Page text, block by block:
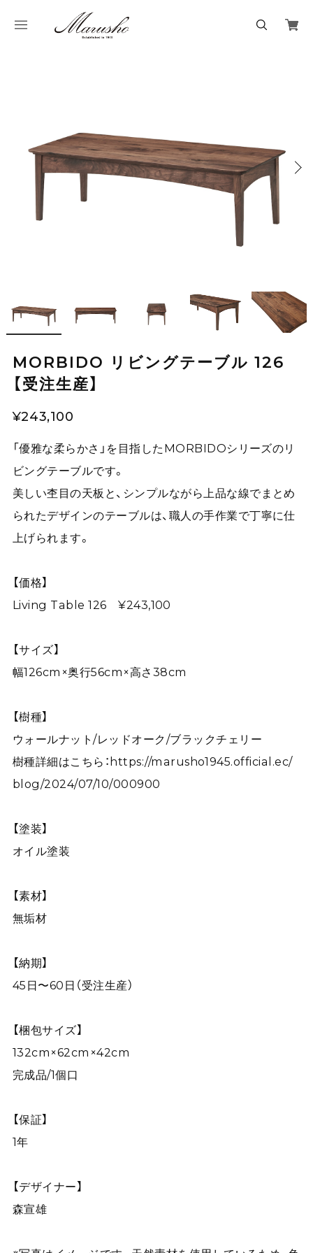
MORBIDO リビングテーブル 126
【受注生産】
¥243,100
「優雅な柔らかさ」を目指したMORBIDOシリーズのリ
ビングテーブルです。
美しい杢目の天板と、シンプルながら上品な線でまとめ
られたデザインのテーブルは、職人の手作業で丁寧に仕
上げられます。
【価格】
Living Table 126 ¥243,100
【サイズ】
幅126cm×奥行56cm×高さ38cm
【樹種】
ウォールナット/レッドオーク/ブラックチェリー
樹種詳細はこちら： https://marusho1945.official.ec/
blog/2024/07/10/000900
【塗装】
オイル塗装
【素材】
無垢材
【納期】
45日〜60日（受注生産）
【梱包サイズ】
132cm×62cm×42cm
完成品/1個口
【保証】
1年
【デザイナー】
森宣雄